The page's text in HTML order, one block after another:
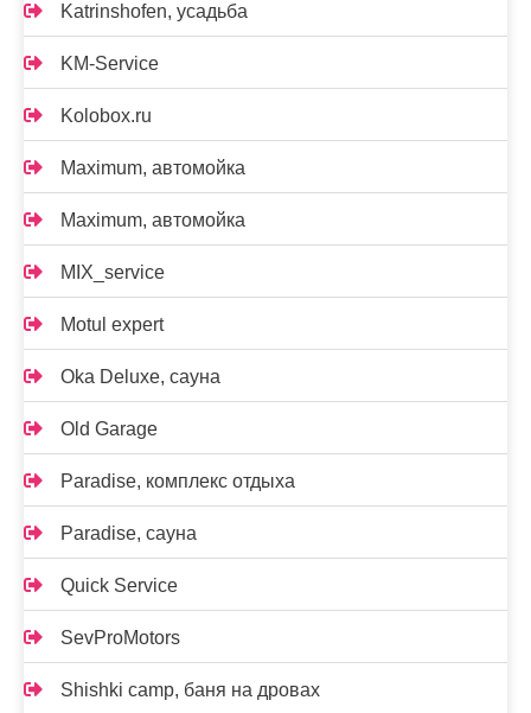
Katrinshofen, усадьба
KM-Service
Kolobox.ru
Maximum, автомойка
Maximum, автомойка
MIX_service
Motul expert
Oka Deluxe, сауна
Old Garage
Paradise, комплекс отдыха
Paradise, сауна
Quick Service
SevProMotors
Shishki camp, баня на дровах